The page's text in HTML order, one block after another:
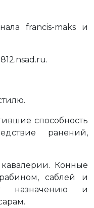
francis-maks и
способность
ранений,
Конные
саблей и
назначению и